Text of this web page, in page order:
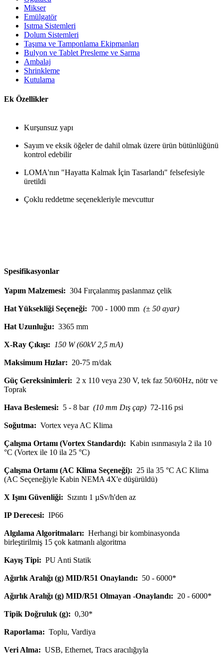
Mikser
Emülgatör
Isıtma Sistemleri
Dolum Sistemleri
Taşıma ve Tamponlama Ekipmanları
Bulyon ve Tablet Presleme ve Sarma
Ambalaj
Shrinkleme
Kutulama
Ek Özellikler
Kurşunsuz yapı
Sayım ve eksik öğeler de dahil olmak üzere ürün bütünlüğünü
kontrol edebilir
LOMA'nın "Hayatta Kalmak İçin Tasarlandı" felsefesiyle
üretildi
Çoklu reddetme seçenekleriyle mevcuttur
Spesifikasyonlar
Yapım Malzemesi: 304 Fırçalanmış paslanmaz çelik
Hat Yüksekliği Seçeneği: 700 - 1000 mm (± 50 ayar)
Hat Uzunluğu: 3365 mm
X-Ray Çıkışı: 150 W (60kV 2,5 mA)
Maksimum Hızlar: 20-75 m/dak
Güç Gereksinimleri: 2 x 110 veya 230 V, tek faz 50/60Hz, nötr ve
Toprak
Hava Beslemesi: 5 - 8 bar (10 mm Dış çap) 72-116 psi
Soğutma: Vortex veya AC Klima
Çalışma Ortamı (Vortex Standardı): Kabin ısınmasıyla 2 ila 10
°C (Vortex ile 10 ila 25 °C)
Çalışma Ortamı (AC Klima Seçeneği): 25 ila 35 °C AC Klima
(AC Seçeneğiyle Kabin NEMA 4X'e düşürüldü)
X Işını Güvenliği: Sızıntı 1 µSv/h'den az
IP Derecesi: IP66
Algılama Algoritmaları: Herhangi bir kombinasyonda
birleştirilmiş 15 çok katmanlı algoritma
Kayış Tipi: PU Anti Statik
Ağırlık Aralığı (g) MID/R51 Onaylandı: 50 - 6000*
Ağırlık Aralığı (g) MID/R51 Olmayan -Onaylandı: 20 - 6000*
Tipik Doğruluk (g): 0,30*
Raporlama: Toplu, Vardiya
Veri Alma: USB, Ethernet, Tracs aracılığıyla